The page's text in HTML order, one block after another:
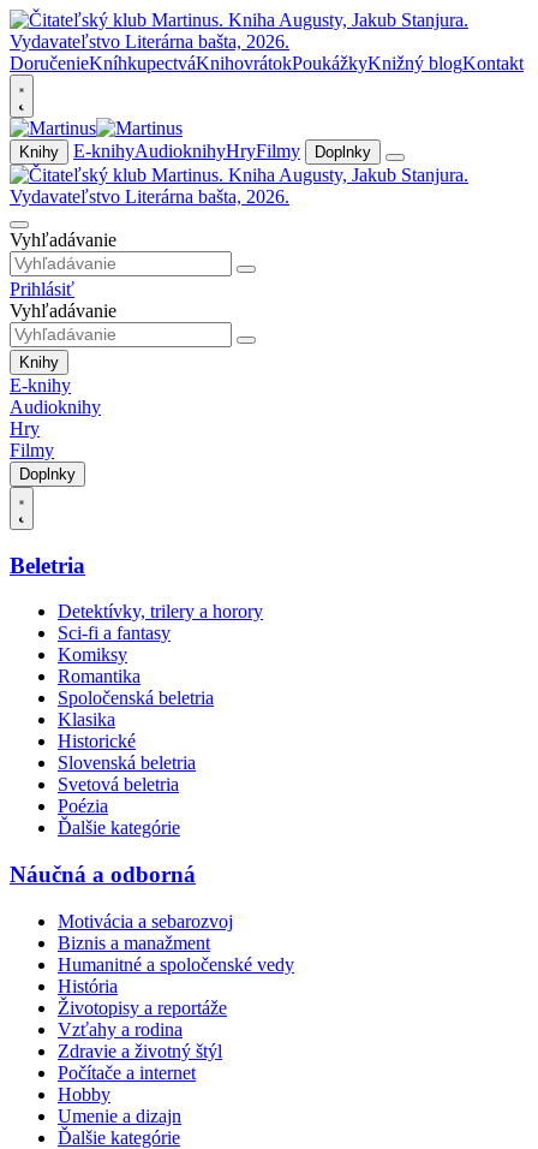
DoručenieKníhkupectváKnihovrátokPoukážkyKnižný blogKontakt
Knihy E-knihyAudioknihyHryFilmy Doplnky
Vyhľadávanie
Prihlásiť
Vyhľadávanie
Knihy
E-knihy
Audioknihy
Hry
Filmy
Doplnky
Beletria
Detektívky, trilery a horory
Sci-fi a fantasy
Komiksy
Romantika
Spoločenská beletria
Klasika
Historické
Slovenská beletria
Svetová beletria
Poézia
Ďalšie kategórie
Náučná a odborná
Motivácia a sebarozvoj
Biznis a manažment
Humanitné a spoločenské vedy
História
Životopisy a reportáže
Vzťahy a rodina
Zdravie a životný štýl
Počítače a internet
Hobby
Umenie a dizajn
Ďalšie kategórie